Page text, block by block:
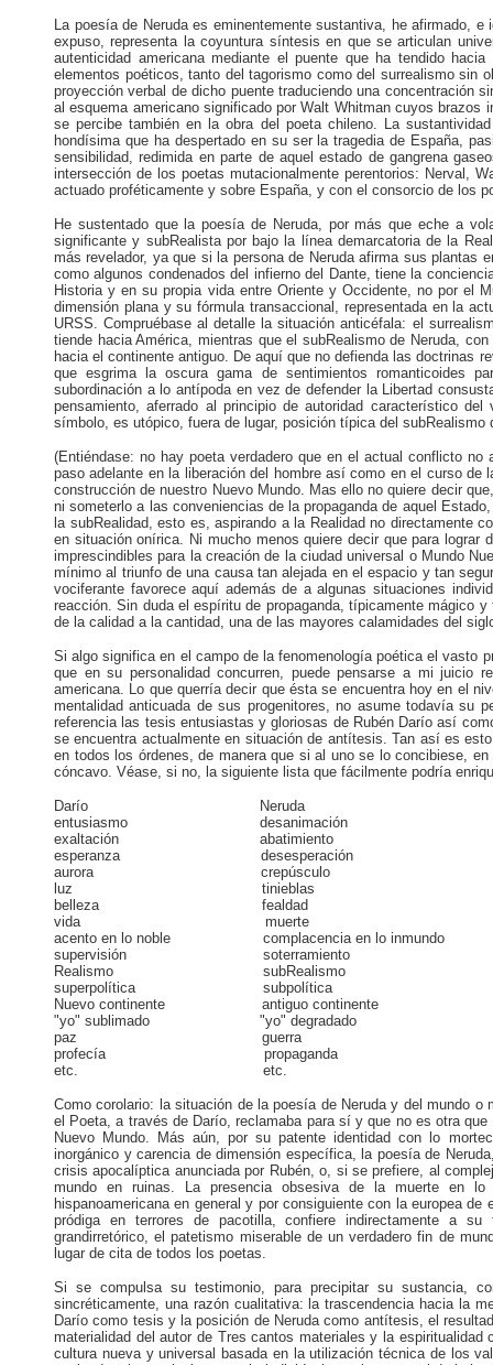
La poesía de Neruda es eminentemente sustantiva, he afirmado,
expuso, representa la coyuntura síntesis en que se articulan
autenticidad americana mediante el puente que ha tendido
elementos poéticos, tanto del tagorismo como del surrealismo sin
proyección verbal de dicho puente traduciendo una concentración
al esquema americano significado por Walt Whitman cuyos
se percibe también en la obra del poeta chileno. La
hondísima que ha despertado en su ser la tragedia de España,
sensibilidad, redimida en parte de aquel estado de gangrena
intersección de los poetas mutacionalmente perentorios: Nerval,
actuado proféticamente y sobre España, y con el consorcio de los
He sustentado que la poesía de Neruda, por más que eche a
significante y subRealista por bajo la línea demarcatoria de la
más revelador, ya que si la persona de Neruda afirma sus plantas
como algunos condenados del infierno del Dante, tiene la
Historia y en su propia vida entre Oriente y Occidente, no por el
dimensión plana y su fórmula transaccional, representada en la
URSS. Compruébase al detalle la situación anticéfala: el
tiende hacia América, mientras que el subRealismo de Neruda,
hacia el continente antiguo. De aquí que no defienda las doctrinas
que esgrima la oscura gama de sentimientos romanticoides
subordinación a lo antípoda en vez de defender la Libertad
pensamiento, aferrado al principio de autoridad característico
símbolo, es utópico, fuera de lugar, posición típica del subRealismo
(Entiéndase: no hay poeta verdadero que en el actual conflicto
paso adelante en la liberación del hombre así como en el curso
construcción de nuestro Nuevo Mundo. Mas ello no quiere decir
ni someterlo a las conveniencias de la propaganda de aquel
la subRealidad, esto es, aspirando a la Realidad no directamente
en situación onírica. Ni mucho menos quiere decir que para
imprescindibles para la creación de la ciudad universal o Mundo
mínimo al triunfo de una causa tan alejada en el espacio y tan
vociferante favorece aquí además de a algunas situaciones
reacción. Sin duda el espíritu de propaganda, típicamente mágico
de la calidad a la cantidad, una de las mayores calamidades del
Si algo significa en el campo de la fenomenología poética el vasto
que en su personalidad concurren, puede pensarse a mi juicio
americana. Lo que querría decir que ésta se encuentra hoy en el
mentalidad anticuada de sus progenitores, no asume todavía su
referencia las tesis entusiastas y gloriosas de Rubén Darío así
se encuentra actualmente en situación de antítesis. Tan así es
en todos los órdenes, de manera que si al uno se lo concibiese,
cóncavo. Véase, si no, la siguiente lista que fácilmente podría
Darío Neruda
entusiasmo desanimación
exaltación abatimiento
esperanza desesperación
aurora crepúsculo
luz tinieblas
belleza fealdad
vida muerte
acento en lo noble complacencia en lo inmundo
supervisión soterramiento
Realismo subRealismo
superpolítica subpolítica
Nuevo continente antiguo continente
"yo" sublimado "yo" degradado
paz guerra
profecía propaganda
etc. etc.
Como corolario: la situación de la poesía de Neruda y del mundo
el Poeta, a través de Darío, reclamaba para sí y que no es otra
Nuevo Mundo. Más aún, por su patente identidad con lo
inorgánico y carencia de dimensión específica, la poesía de
crisis apocalíptica anunciada por Rubén, o, si se prefiere, al
mundo en ruinas. La presencia obsesiva de la muerte en lo
hispanoamericana en general y por consiguiente con la europea
pródiga en terrores de pacotilla, confiere indirectamente a
grandirretórico, el patetismo miserable de un verdadero fin de
lugar de cita de todos los poetas.
Si se compulsa su testimonio, para precipitar su sustancia,
sincréticamente, una razón cualitativa: la trascendencia hacia la
Darío como tesis y la posición de Neruda como antítesis, el
materialidad del autor de Tres cantos materiales y la
cultura nueva y universal basada en la utilización técnica de los